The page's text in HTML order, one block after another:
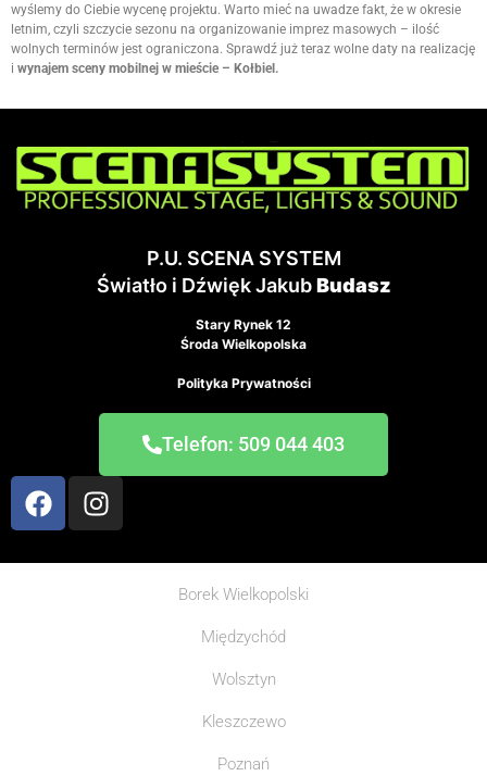
wyślemy do Ciebie wycenę projektu. Warto mieć na uwadze fakt, że w okresie
letnim, czyli szczycie sezonu na organizowanie imprez masowych – ilość
wolnych terminów jest ograniczona. Sprawdź już teraz wolne daty na realizację
i wynajem sceny mobilnej w mieście – Kołbiel.
P.U. SCENA SYSTEM
Światło i Dźwięk JakubBudasz
Stary Rynek 12
Środa Wielkopolska
Polityka Prywatności
Telefon: 509 044 403
Borek Wielkopolski
Międzychód
Wolsztyn
Kleszczewo
Poznań